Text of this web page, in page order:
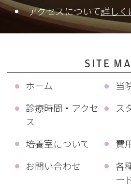
アクセスについて詳しく
SITE
ホーム
当
診療時間・アクセ
ス
ス
培養室について
費
お問い合わせ
各
ー